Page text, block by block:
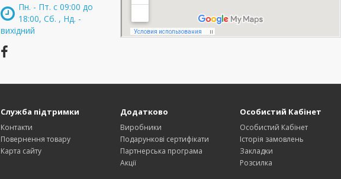
Пн. - Пт. с 09:00 до
18:00, Сб. , Нд. -
вихідний
Служба підтримки
Контакти
Повернення товару
Карта сайту
Додатково
Виробники
Подарункові сертифікати
Партнерська програма
Акції
Особистий Кабінет
Особистий Кабінет
Історія замовлень
Закладки
Розсилка